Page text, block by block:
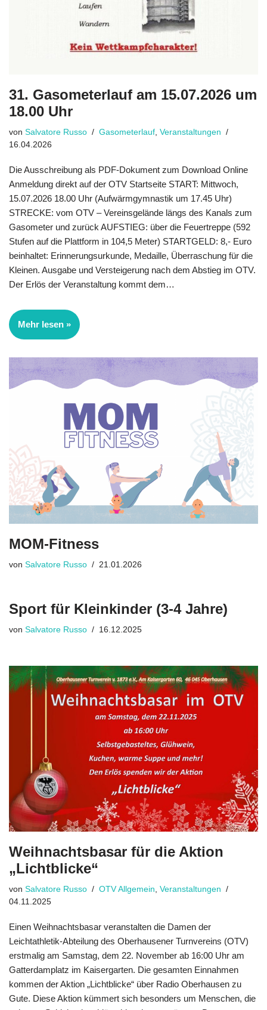
31. Gasometerlauf am 15.07.2026 um
18.00 Uhr
von Salvatore Russo Gasometerlauf Veranstaltungen
16.04.2026
Die Ausschreibung als PDF-Dokument zum Download Online
Anmeldung direkt auf der OTV Startseite START: Mittwoch,
15.07.2026 18.00 Uhr (Aufwärmgymnastik um 17.45 Uhr)
STRECKE: vom OTV – Vereinsgelände längs des Kanals zum
Gasometer und zurück AUFSTIEG: über die Feuertreppe (592
Stufen auf die Plattform in 104,5 Meter) STARTGELD: 8,- Euro
beinhaltet: Erinnerungsurkunde, Medaille, Überraschung für die
Kleinen. Ausgabe und Versteigerung nach dem Abstieg im OTV.
Der Erlös der Veranstaltung kommt dem…
Mehr lesen »
MOM-Fitness
von Salvatore Russo 21.01.2026
Sport für Kleinkinder (3-4 Jahre)
von Salvatore Russo 16.12.2025
Weihnachtsbasar für die Aktion
„Lichtblicke“
von Salvatore Russo OTV Allgemein, Veranstaltungen
04.11.2025
Einen Weihnachtsbasar veranstalten die Damen der
Leichtathletik-Abteilung des Oberhausener Turnvereins (OTV)
erstmalig am Samstag, dem 22. November ab 16:00 Uhr am
Gatterdamplatz im Kaisergarten. Die gesamten Einnahmen
kommen der Aktion „Lichtblicke“ über Radio Oberhausen zu
Gute. Diese Aktion kümmert sich besonders um Menschen, die